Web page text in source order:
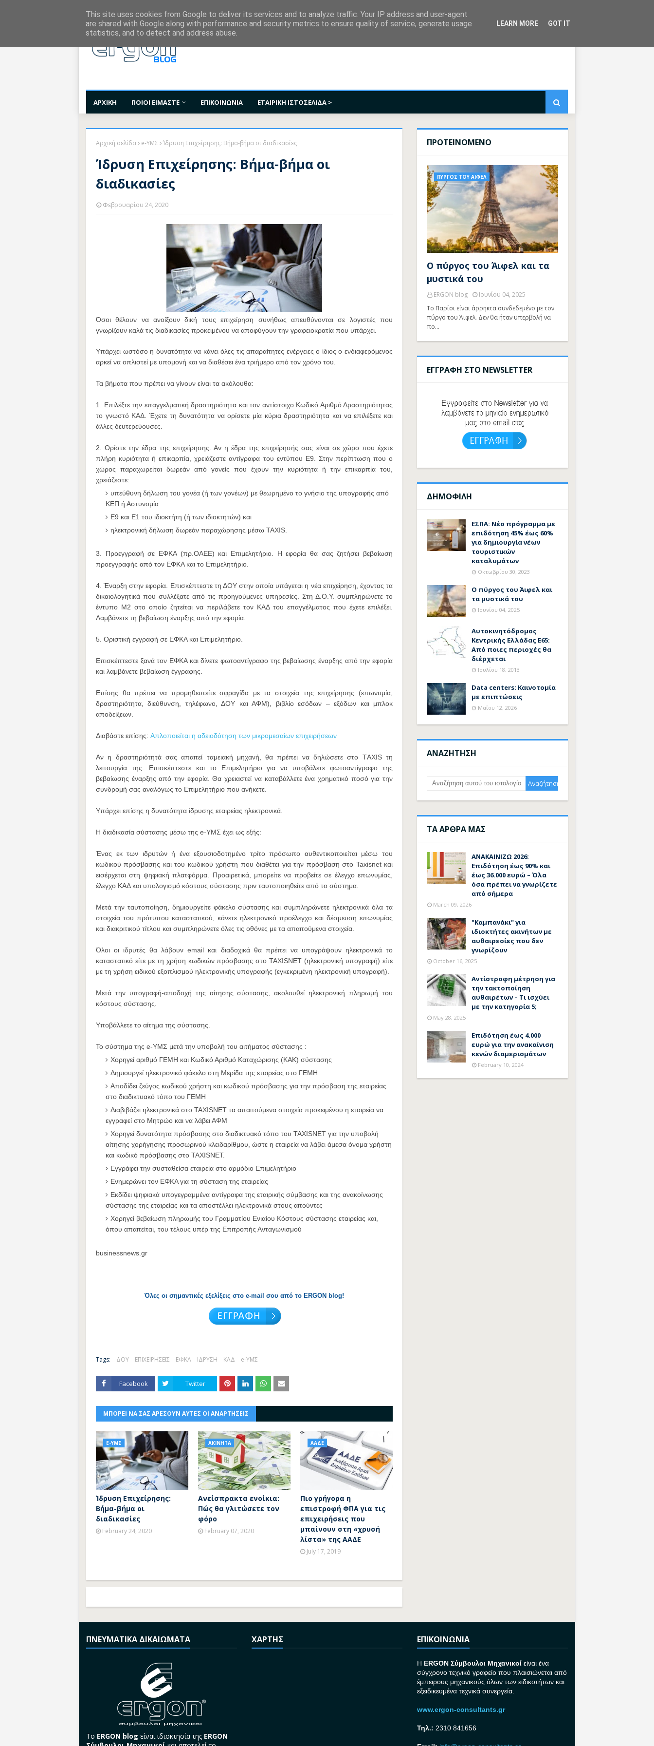
ΑΡΧΙΚΗ ΠΟΙΟΙ ΕΙΜΑΣΤΕ ΕΠΙΚΟΙΝΩΝΙΑ ΕΤΑΙΡΙΚΗ ΙΣΤΟΣΕΛΙΔΑ >
Αρχική σελίδα e-ΥΜΣ Ίδρυση Επιχείρησης: Βήμα-βήμα οι διαδικασίες
Ίδρυση Επιχείρησης: Βήμα-βήμα οι
διαδικασίες
Φεβρουαρίου 24, 2020
Όσοι θέλουν να ανοίξουν δική τους επιχείρηση συνήθως απευθύνονται σε λογιστές που
γνωρίζουν καλά τις διαδικασίες προκειμένου να αποφύγουν την γραφειοκρατία που υπάρχει.
Υπάρχει ωστόσο η δυνατότητα να κάνει όλες τις απαραίτητες ενέργειες ο ίδιος ο ενδιαφερόμενος
αρκεί να οπλιστεί με υπομονή και να διαθέσει ένα τριήμερο από τον χρόνο του.
Τα βήματα που πρέπει να γίνουν είναι τα ακόλουθα:
1. Επιλέξτε την επαγγελματική δραστηριότητα και τον αντίστοιχο Κωδικό Αριθμό Δραστηριότητας
το γνωστό ΚΑΔ. Έχετε τη δυνατότητα να ορίσετε μία κύρια δραστηριότητα και να επιλέξετε και
άλλες δευτερεύουσες.
2. Ορίστε την έδρα της επιχείρησης. Αν η έδρα της επιχείρησής σας είναι σε χώρο που έχετε
πλήρη κυριότητα ή επικαρπία, χρειάζεστε αντίγραφα του εντύπου Ε9. Στην περίπτωση που ο
χώρος παραχωρείται δωρεάν από γονείς που έχουν την κυριότητα ή την επικαρπία του,
χρειάζεστε:
υπεύθυνη δήλωση του γονέα (ή των γονέων) με θεωρημένο το γνήσιο της υπογραφής από
ΚΕΠ ή Αστυνομία
Ε9 και Ε1 του ιδιοκτήτη (ή των ιδιοκτητών) και
ηλεκτρονική δήλωση δωρεάν παραχώρησης μέσω TAXIS.
3. Προεγγραφή σε ΕΦΚΑ (πρ.ΟΑΕΕ) και Επιμελητήριο. Η εφορία θα σας ζητήσει βεβαίωση
προεγγραφής από τον ΕΦΚΑ και το Επιμελητήριο.
4. Έναρξη στην εφορία. Επισκέπτεστε τη ΔΟΥ στην οποία υπάγεται η νέα επιχείρηση, έχοντας τα
δικαιολογητικά που συλλέξατε από τις προηγούμενες υπηρεσίες. Στη Δ.Ο.Υ. συμπληρώνετε το
έντυπο Μ2 στο οποίο ζητείται να περιλάβετε τον ΚΑΔ του επαγγέλματος που έχετε επιλέξει.
Λαμβάνετε τη βεβαίωση έναρξης από την εφορία.
5. Οριστική εγγραφή σε ΕΦΚΑ και Επιμελητήριο.
Επισκέπτεστε ξανά τον ΕΦΚΑ και δίνετε φωτοαντίγραφο της βεβαίωσης έναρξης από την εφορία
και λαμβάνετε βεβαίωση έγγραφης.
Επίσης θα πρέπει να προμηθευτείτε σφραγίδα με τα στοιχεία της επιχείρησης (επωνυμία,
δραστηριότητα, διεύθυνση, τηλέφωνο, ΔΟΥ και ΑΦΜ), βιβλίο εσόδων – εξόδων και μπλοκ
αποδείξεων.
Διαβάστε επίσης: Απλοποιείται η αδειοδότηση των μικρομεσαίων επιχειρήσεων
Αν η δραστηριότητά σας απαιτεί ταμειακή μηχανή, θα πρέπει να δηλώσετε στο ΤAXIS τη
λειτουργία της. Επισκέπτεστε και το Επιμελητήριο για να υποβάλετε φωτοαντίγραφο της
βεβαίωσης έναρξης από την εφορία. Θα χρειαστεί να καταβάλλετε ένα χρηματικό ποσό για την
συνδρομή σας αναλόγως το Επιμελητήριο που ανήκετε.
Υπάρχει επίσης η δυνατότητα ίδρυσης εταιρείας ηλεκτρονικά.
Η διαδικασία σύστασης μέσω της e-ΥΜΣ έχει ως εξής:
Ένας εκ των ιδρυτών ή ένα εξουσιοδοτημένο τρίτο πρόσωπο αυθεντικοποιείται μέσω του
κωδικού πρόσβασης και του κωδικού χρήστη που διαθέτει για την πρόσβαση στο Taxisnet και
εισέρχεται στη ψηφιακή πλατφόρμα. Προαιρετικά, μπορείτε να προβείτε σε έλεγχο επωνυμίας,
έλεγχο ΚΑΔ και υπολογισμό κόστους σύστασης πριν ταυτοποιηθείτε από το σύστημα.
Μετά την ταυτοποίηση, δημιουργείτε φάκελο σύστασης και συμπληρώνετε ηλεκτρονικά όλα τα
στοιχεία του πρότυπου καταστατικού, κάνετε ηλεκτρονικό προέλεγχο και δέσμευση επωνυμίας
και διακριτικού τίτλου και συμπληρώνετε όλες τις οθόνες με τα απαιτούμενα στοιχεία.
Όλοι οι ιδρυτές θα λάβουν email και διαδοχικά θα πρέπει να υπογράψουν ηλεκτρονικά το
καταστατικό είτε με τη χρήση κωδικών πρόσβασης στο TAXISNET (ηλεκτρονική υπογραφή) είτε
με τη χρήση ειδικού εξοπλισμού ηλεκτρονικής υπογραφής (εγκεκριμένη ηλεκτρονική υπογραφή).
Μετά την υπογραφή-αποδοχή της αίτησης σύστασης, ακολουθεί ηλεκτρονική πληρωμή του
κόστους σύστασης.
Υποβάλλετε το αίτημα της σύστασης.
Το σύστημα της e-YMΣ μετά την υποβολή του αιτήματος σύστασης :
Χορηγεί αριθμό ΓΕΜΗ και Κωδικό Αριθμό Καταχώρισης (ΚΑΚ) σύστασης
Δημιουργεί ηλεκτρονικό φάκελο στη Μερίδα της εταιρείας στο ΓΕΜΗ
Αποδίδει ζεύγος κωδικού χρήστη και κωδικού πρόσβασης για την πρόσβαση της εταιρείας
στο διαδικτυακό τόπο του ΓΕΜΗ
Διαβιβάζει ηλεκτρονικά στο TAXISNET τα απαιτούμενα στοιχεία προκειμένου η εταιρεία να
εγγραφεί στο Μητρώο και να λάβει ΑΦΜ
Χορηγεί δυνατότητα πρόσβασης στο διαδικτυακό τόπο του TAXISNET για την υποβολή
αίτησης χορήγησης προσωρινού κλειδαρίθμου, ώστε η εταιρεία να λάβει άμεσα όνομα χρήστη
και κωδικό πρόσβασης στο TAXISNET.
Εγγράφει την συσταθείσα εταιρεία στο αρμόδιο Επιμελητήριο
Ενημερώνει τον ΕΦΚΑ για τη σύσταση της εταιρείας
Εκδίδει ψηφιακά υπογεγραμμένα αντίγραφα της εταιρικής σύμβασης και της ανακοίνωσης
σύστασης της εταιρείας και τα αποστέλλει ηλεκτρονικά στους αιτούντες
Χορηγεί βεβαίωση πληρωμής του Γραμματίου Ενιαίου Κόστους σύστασης εταιρείας και,
όπου απαιτείται, του τέλους υπέρ της Επιτροπής Ανταγωνισμού
businessnews.gr
Όλες οι σημαντικές εξελίξεις στο e-mail σου από το ERGON blog!
Tags: ΔΟΥ ΕΠΙΧΕΙΡΗΣΕΙΣ ΕΦΚΑ ΙΔΡΥΣΗ ΚΑΔ e-ΥΜΣ
Facebook Twitter
ΜΠΟΡΕΙ ΝΑ ΣΑΣ ΑΡΕΣΟΥΝ ΑΥΤΕΣ ΟΙ ΑΝΑΡΤΗΣΕΙΣ
E-ΥΜΣ
Ίδρυση Επιχείρησης:
Βήμα-βήμα οι
διαδικασίες
February 24, 2020
ΑΚΙΝΗΤΑ
Ανείσπρακτα ενοίκια:
Πώς θα γλιτώσετε τον
φόρο
February 07, 2020
ΑΑΔΕ
Πιο γρήγορα η
επιστροφή ΦΠΑ για τις
επιχειρήσεις που
μπαίνουν στη «χρυσή
λίστα» της ΑΑΔΕ
July 17, 2019
ΠΡΟΤΕΙΝΟΜΕΝΟ
ΠΥΡΓΟΣ ΤΟΥ ΑΙΦΕΛ
Ο πύργος του Άιφελ και τα
μυστικά του
ERGON blog
Ιουνίου 04, 2025
Το Παρίσι είναι άρρηκτα συνδεδεμένο με τον
πύργο του Άιφελ. Δεν θα ήταν υπερβολή να
πο…
ΕΓΓΡΑΦΗ ΣΤΟ NEWSLETTER
ΔΗΜΟΦΙΛΗ
ΕΣΠΑ: Νέο πρόγραμμα με
επιδότηση 45% έως 60%
για δημιουργία νέων
τουριστικών
καταλυμάτων
Οκτωβρίου 30, 2023
Ο πύργος του Άιφελ και
τα μυστικά του
Ιουνίου 04, 2025
Αυτοκινητόδρομος
Κεντρικής Ελλάδας Ε65:
Από ποιες περιοχές θα
διέρχεται
Ιουλίου 18, 2013
Data centers: Καινοτομία
με επιπτώσεις
Μαΐου 12, 2026
ΑΝΑΖΗΤΗΣΗ
ΤΑ ΑΡΘΡΑ ΜΑΣ
ΑΝΑΚΑΙΝΙΖΩ 2026:
Επιδότηση έως 90% και
έως 36.000 ευρώ – Όλα
όσα πρέπει να γνωρίζετε
από σήμερα
March 09, 2026
"Καμπανάκι" για
ιδιοκτήτες ακινήτων με
αυθαιρεσίες που δεν
γνωρίζουν
October 16, 2025
Αντίστροφη μέτρηση για
την τακτοποίηση
αυθαιρέτων – Τι ισχύει
με την κατηγορία 5;
May 28, 2025
Επιδότηση έως 4.000
ευρώ για την ανακαίνιση
κενών διαμερισμάτων
February 10, 2024
ΠΝΕΥΜΑΤΙΚΑ ΔΙΚΑΙΩΜΑΤΑ
Το ERGON blog είναι ιδιοκτησία της ERGON
ΧΑΡΤΗΣ ΕΠΙΚΟΙΝΩΝΙΑ
H ERGON Σύμβουλοι Μηχανικοί είναι ένα
σύγχρονο τεχνικό γραφείο που πλαισιώνεται από
έμπειρους μηχανικούς όλων των ειδικοτήτων και
εξειδικευμένα τεχνικά συνεργεία.
www.ergon-consultants.gr
Τηλ.: 2310 841656
This site uses cookies from Google to deliver its services and to analyze traffic. Your IP address and user-agent
are shared with Google along with performance and security metrics to ensure quality of service, generate usage
statistics, and to detect and address abuse.
LEARN MORE GOT IT